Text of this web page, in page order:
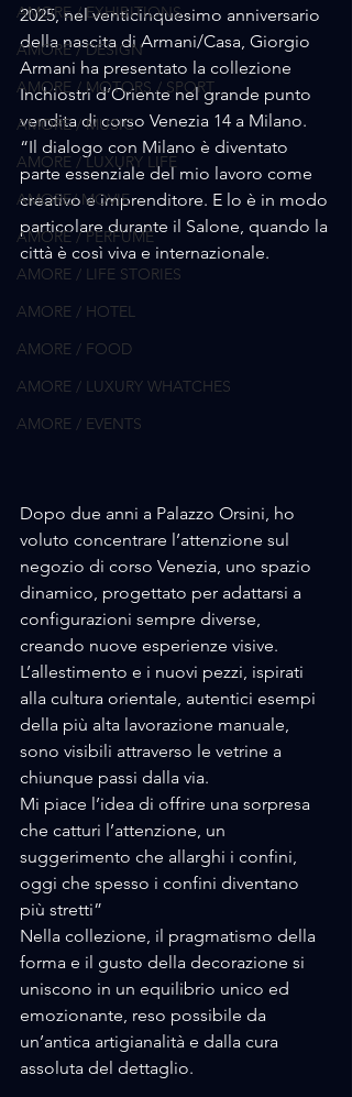
AMORE / EXHIBITIONS
AMORE / DESIGN
AMORE / MOTORS / SPORT
AMORE / MUSIC
AMORE / LUXURY LIFE
AMORE/ MOVIE
AMORE / PERFUME
AMORE / LIFE STORIES
AMORE / HOTEL
AMORE / FOOD
AMORE / LUXURY WHATCHES
AMORE / EVENTS
2025, nel venticinquesimo anniversario
della nascita di Armani/Casa, Giorgio
Armani ha presentato la collezione
Inchiostri d’Oriente nel grande punto
vendita di corso Venezia 14 a Milano.
“Il dialogo con Milano è diventato
parte essenziale del mio lavoro come
creativo e imprenditore. E lo è in modo
particolare durante il Salone, quando la
città è così viva e internazionale.
Dopo due anni a Palazzo Orsini, ho
voluto concentrare l’attenzione sul
negozio di corso Venezia, uno spazio
dinamico, progettato per adattarsi a
configurazioni sempre diverse,
creando nuove esperienze visive.
L’allestimento e i nuovi pezzi, ispirati
alla cultura orientale, autentici esempi
della più alta lavorazione manuale,
sono visibili attraverso le vetrine a
chiunque passi dalla via.
Mi piace l’idea di offrire una sorpresa
che catturi l’attenzione, un
suggerimento che allarghi i confini,
oggi che spesso i confini diventano
più stretti”
Nella collezione, il pragmatismo della
forma e il gusto della decorazione si
uniscono in un equilibrio unico ed
emozionante, reso possibile da
un’antica artigianalità e dalla cura
assoluta del dettaglio.